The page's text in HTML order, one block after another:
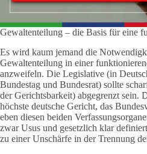
Gewaltenteilung – die Basis für eine
Es wird kaum jemand die
Gewaltenteilung in einer
anzweifeln. Die Legislative (in
Bundestag und Bundesrat) sollte
der Gerichtsbarkeit) abgegrenzt sein.
höchste deutsche Gericht, das
eben diesen beiden
zwar Usus und gesetzlich klar
zu einer Unschärfe in der Trennung